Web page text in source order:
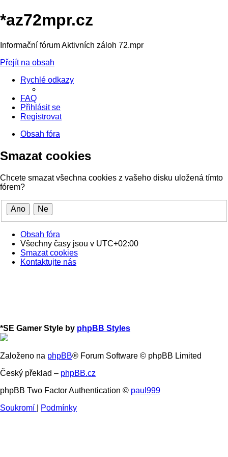
*az72mpr.cz
Informační fórum Aktivních záloh 72.mpr
Přejít na obsah
Rychlé odkazy
FAQ
Přihlásit se
Registrovat
Obsah fóra
Smazat cookies
Chcete smazat všechna cookies z vašeho disku uložená tímto
fórem?
Obsah fóra
Všechny časy jsou v UTC+02:00
Smazat cookies
Kontaktujte nás
*SE Gamer Style by phpBB Styles
Založeno na phpBB® Forum Software © phpBB Limited
Český překlad – phpBB.cz
phpBB Two Factor Authentication © paul999
Soukromí
Podmínky